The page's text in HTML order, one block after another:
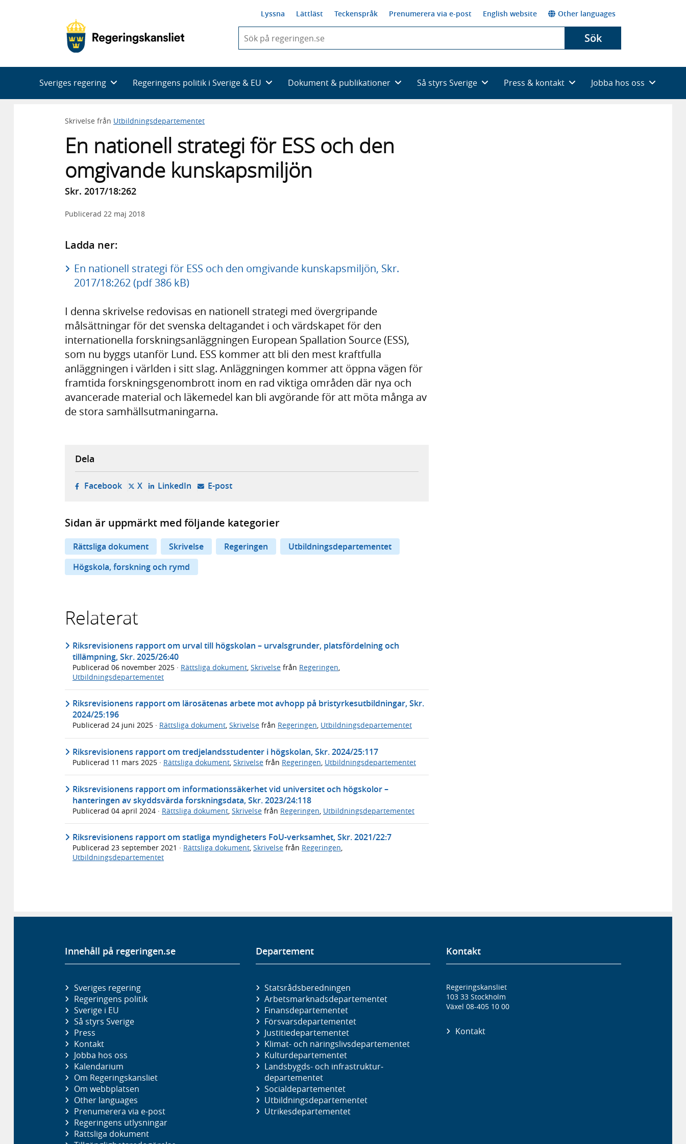
Lyssna Lättläst Teckenspråk Prenumerera via e-post English website Other languages
du
skriva
framträder
en
Sök
Sveriges regering Regeringens politik i Sverige & EU Dokument & publikationer Så styrs Sverige Press & kontakt Jobba hos oss
Skrivelse från Utbildningsdepartementet
En nationell strategi för ESS och den
omgivande kunskapsmiljön
Skr. 2017/18:262
Publicerad 22 maj 2018
Ladda ner:
En nationell strategi för ESS och den omgivande kunskapsmiljön, Skr.
2017/18:262 (pdf 386 kB)
I denna skrivelse redovisas en nationell strategi med övergripande
målsättningar för det svenska deltagandet i och värdskapet för den
internationella forskningsanläggningen European Spallation Source (ESS),
som nu byggs utanför Lund. ESS kommer att bli den mest kraftfulla
anläggningen i världen i sitt slag. Anläggningen kommer att öppna vägen för
framtida forskningsgenombrott inom en rad viktiga områden där nya och
avancerade material och läkemedel kan bli avgörande för att möta många av
de stora samhällsutmaningarna.
Dela
Facebook- öppnas i ny flik, extern webbplats,
X- öppnas i ny flik, extern webbplats,
LinkedIn- öppnas i ny flik, extern webbplats,
E-post- öppnar din e-postklient,
Sidan är uppmärkt med följande kategorier
Rättsliga dokument Skrivelse Regeringen
Utbildningsdepartementet
Högskola, forskning och rymd
Relaterat
Riksrevisionens rapport om urval till högskolan – urvalsgrunder, platsfördelning och
tillämpning, Skr. 2025/26:40
Publicerad 06 november 2025 · Rättsliga dokument Skrivelse från Regeringen
Utbildningsdepartementet
Riksrevisionens rapport om lärosätenas arbete mot avhopp på bristyrkesutbildningar, Skr.
2024/25:196
Publicerad 24 juni 2025 · Rättsliga dokument, Skrivelse från Regeringen, Utbildningsdepartementet
Riksrevisionens rapport om tredjelandsstudenter i högskolan, Skr. 2024/25:117
Publicerad 11 mars 2025 · Rättsliga dokument, Skrivelse från Regeringen, Utbildningsdepartementet
Riksrevisionens rapport om informationssäkerhet vid universitet och högskolor –
hanteringen av skyddsvärda forskningsdata, Skr. 2023/24:118
Publicerad 04 april 2024 · Rättsliga dokument Skrivelse från Regeringen Utbildningsdepartementet
Riksrevisionens rapport om statliga myndigheters FoU-verksamhet, Skr. 2021/22:7
Publicerad 23 september 2021 · Rättsliga dokument, Skrivelse från Regeringen,
Utbildningsdepartementet
Innehåll på regeringen.se
Sveriges regering
Regeringens politik
Sverige i EU
Så styrs Sverige
Press
Kontakt
Jobba hos oss
Kalendarium
Om Regeringskansliet
Om webbplatsen
Other languages
Prenumerera via e-post
Regeringens utlysningar
Rättsliga dokument
Departement
Statsrådsberedningen
Arbetsmarknads­departementet
Finans­departementet
Försvars­departementet
Justitie­departementet
Klimat- och näringslivs­departementet
Kultur­departementet
Landsbygds- och infrastruktur­
departementet
Social­departementet
Utbildnings­departementet
Utrikes­departementet
Kontakt
Regeringskansliet
103 33 Stockholm
Växel 08-405 10 00
Kontakt